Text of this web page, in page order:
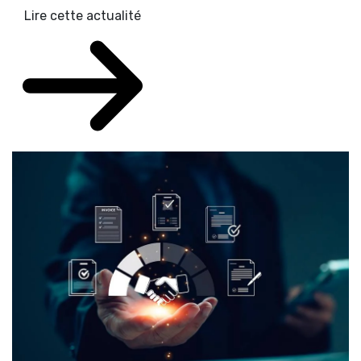
Lire cette actualité